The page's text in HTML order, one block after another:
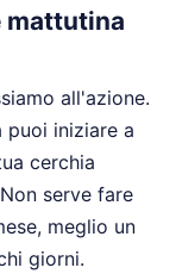
mattutina
all'azione.
puoi iniziare a
cerchia
serve fare
meglio un
giorni.